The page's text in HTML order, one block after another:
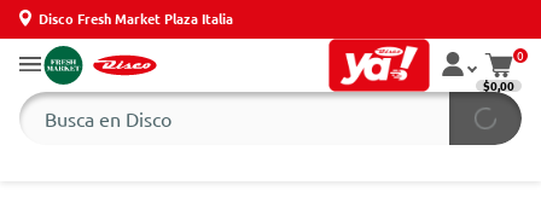
Disco Fresh Market Plaza Italia
0
$0,00